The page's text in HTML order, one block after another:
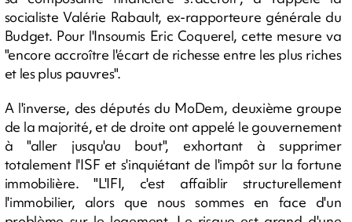
socialiste Valérie Rabault, ex-rapporteure générale du
Budget. Pour l'Insoumis Eric Coquerel, cette mesure va
"encore accroître l'écart de richesse entre les plus riches
et les plus pauvres".
A l'inverse, des députés du MoDem, deuxième groupe
de la majorité, et de droite ont appelé le gouvernement
à "aller jusqu'au bout", exhortant à supprimer
totalement l'ISF et s'inquiétant de l'impôt sur la fortune
immobilière. "L'IFI, c'est affaiblir structurellement
l'immobilier, alors que nous sommes en face d'un